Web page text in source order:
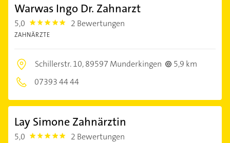
Warwas Ingo Dr. Zahnarzt
5,0 5.0 2 Bewertungen
ZAHNÄRZTE
Schillerstr. 10,89597 Munderkingen
5,9 km
07393 44 44
Lay Simone Zahnärztin
5,0 5.0 2 Bewertungen